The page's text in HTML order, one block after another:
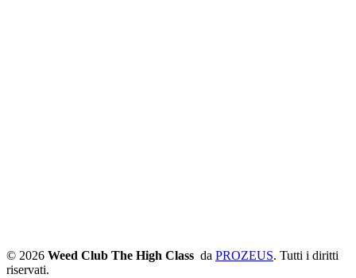
© 2026 Weed Club The High Class da PROZEUS. Tutti i diritti
riservati.